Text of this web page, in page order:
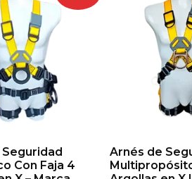
Con Faja 4
Arnés de